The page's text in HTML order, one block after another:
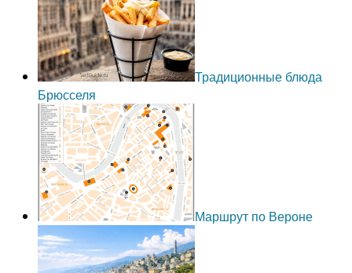
Традиционные блюда
Брюсселя
Маршрут по Вероне